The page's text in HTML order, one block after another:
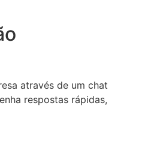
através de um chat
respostas rápidas,